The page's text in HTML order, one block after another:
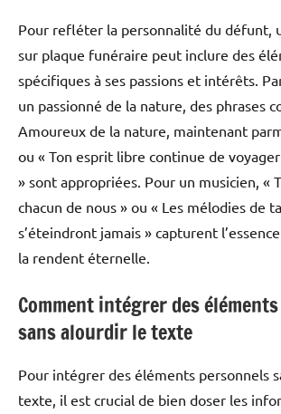
Pour refléter la personnalité du défunt,
sur plaque funéraire peut inclure des
spécifiques à ses passions et intérêts.
un passionné de la nature, des phrases
Amoureux de la nature, maintenant
ou « Ton esprit libre continue de
» sont appropriées. Pour un musicien, «
chacun de nous » ou « Les mélodies de
s’éteindront jamais » capturent
la rendent éternelle.
Comment intégrer des
sans alourdir le texte
Pour intégrer des éléments personnels
texte, il est crucial de bien doser les